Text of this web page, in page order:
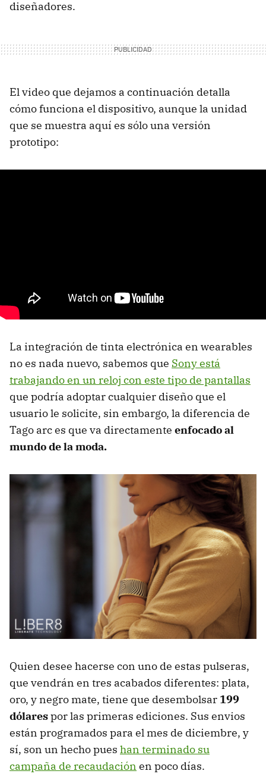
diseñadores.
El video que dejamos a continuación detalla
cómo funciona el dispositivo, aunque la unidad
que se muestra aquí es sólo una versión
prototipo:
La integración de tinta electrónica en wearables
no es nada nuevo, sabemos que Sony está
trabajando en un reloj con este tipo de pantallas
que podría adoptar cualquier diseño que el
usuario le solicite, sin embargo, la diferencia de
Tago arc es que va directamente enfocado al
mundo de la moda.
Quien desee hacerse con uno de estas pulseras,
que vendrán en tres acabados diferentes: plata,
oro, y negro mate, tiene que desembolsar 199
dólarespor las primeras ediciones. Sus envios
están programados para el mes de diciembre, y
sí, son un hecho pues han terminado su
campaña de recaudación en poco días.